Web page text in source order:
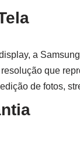
a
que
de fotos,